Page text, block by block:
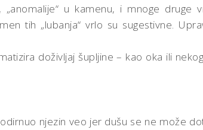
u kamenu, i mnoge druge
tih „lubanja“ vrlo su sugestivne.
doživljaj šupljine – kao oka ili
njezin veo jer dušu se ne može